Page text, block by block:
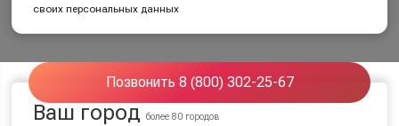
своих персональных данных
Позвонить 8 (800) 302-25-67
Ваш городболее 80 городов